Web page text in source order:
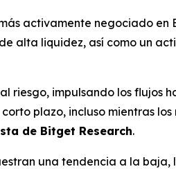
activamente negociado
alta liquidez, así como un
impulsando los flujos
plazo, incluso mientras
de Bitget Research.
una tendencia a la baja,